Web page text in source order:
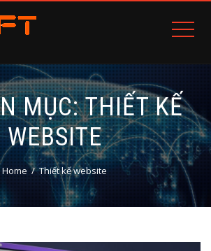
MỤC: THIẾT KẾ
WEBSITE
Home Thiết kế website